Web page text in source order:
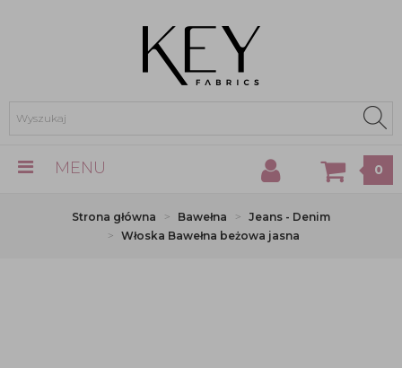
MENU 0
Strona główna Bawełna
Jeans - Denim
Włoska Bawełna beżowa jasna